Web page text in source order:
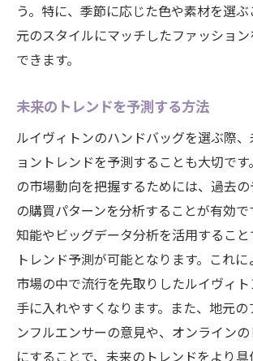
う。特に、季節に応じた色や素材を選
元のスタイルにマッチしたファッショ
できます。
未来のトレンドを予測する方法
ルイヴィトンのハンドバッグを選ぶ際
ョントレンドを予測することも大切で
の市場動向を把握するためには、過去
の購買パターンを分析することが有効で
知能やビッグデータ分析を活用するこ
トレンド予測が可能となります。これ
市場の中で流行を先取りしたルイヴィ
手に入れやすくなります。また、地元の
ンフルエンサーの意見や、オンラインの
にすることで、未来のトレンドをより